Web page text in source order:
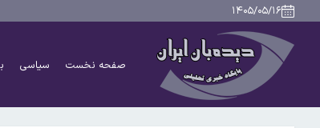
۱۴۰۵/۰۵/۱۶
صفحه نخست سیاسی